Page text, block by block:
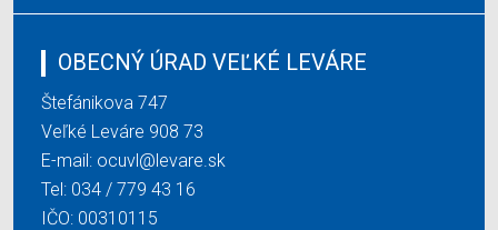
OBECNÝ ÚRAD VEĽKÉ LEVÁRE
Štefánikova 747
Veľké Leváre 908 73
E-mail: ocuvl@levare.sk
Tel: 034 / 779 43 16
IČO: 00310115